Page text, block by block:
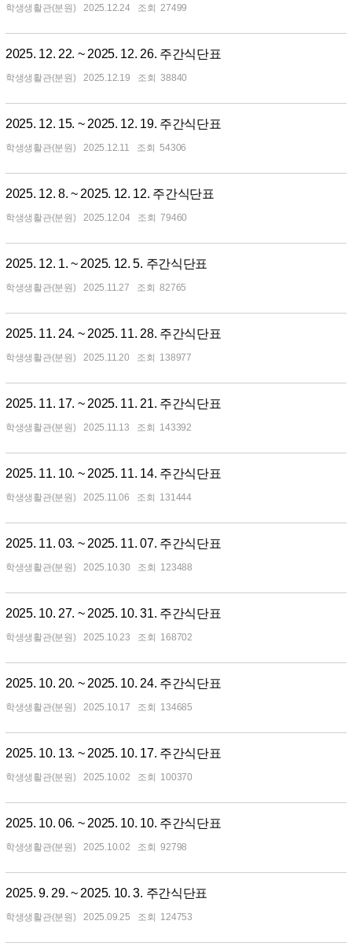
학생생활관(분원) 2025.12.24 27499
2025. 12. 22. ~ 2025. 12. 26. 주간식단표
학생생활관(분원) 2025.12.19 38840
2025. 12. 15. ~ 2025. 12. 19. 주간식단표
학생생활관(분원) 2025.12.11 54306
2025. 12. 8. ~ 2025. 12. 12. 주간식단표
학생생활관(분원) 2025.12.04 79460
2025. 12. 1. ~ 2025. 12. 5. 주간식단표
학생생활관(분원) 2025.11.27 82765
2025. 11. 24. ~ 2025. 11. 28. 주간식단표
학생생활관(분원) 2025.11.20 138977
2025. 11. 17. ~ 2025. 11. 21. 주간식단표
학생생활관(분원) 2025.11.13 143392
2025. 11. 10. ~ 2025. 11. 14. 주간식단표
학생생활관(분원) 2025.11.06 131444
2025. 11. 03. ~ 2025. 11. 07. 주간식단표
학생생활관(분원) 2025.10.30 123488
2025. 10. 27. ~ 2025. 10. 31. 주간식단표
학생생활관(분원) 2025.10.23 168702
2025. 10. 20. ~ 2025. 10. 24. 주간식단표
학생생활관(분원) 2025.10.17 134685
2025. 10. 13. ~ 2025. 10. 17. 주간식단표
학생생활관(분원) 2025.10.02 100370
2025. 10. 06. ~ 2025. 10. 10. 주간식단표
학생생활관(분원) 2025.10.02 92798
2025. 9. 29. ~ 2025. 10. 3. 주간식단표
학생생활관(분원) 2025.09.25 124753